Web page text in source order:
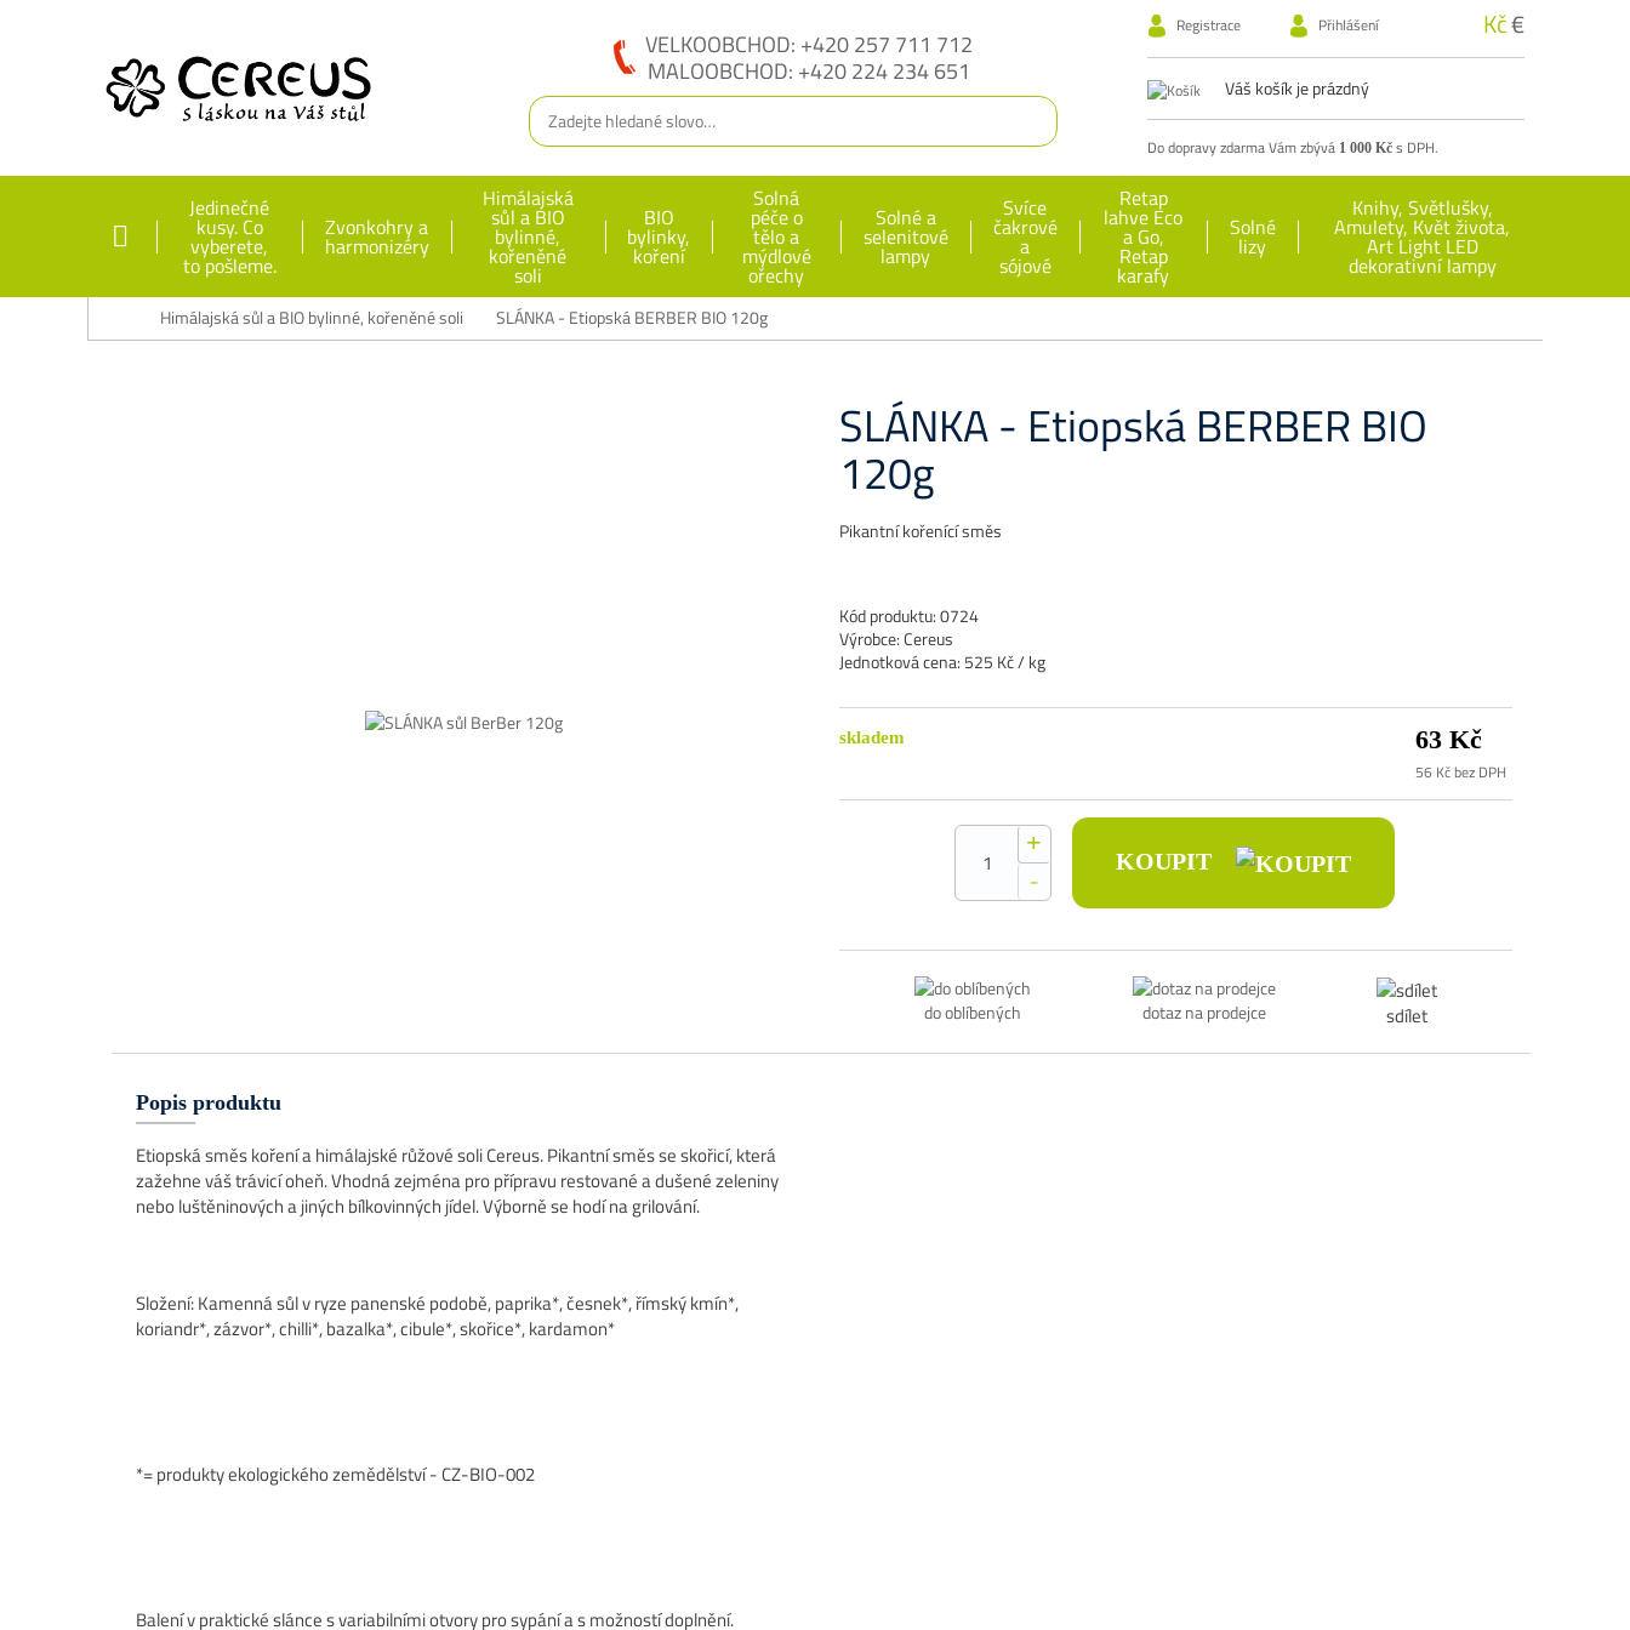
VELKOOBCHOD: +420 257 711 712
MALOOBCHOD: +420 224 234 651
Registrace Přihlášení Kč€
Váš košík je prázdný
Do dopravy zdarma Vám zbývá 1 000 Kč s DPH.
Jedinečné
kusy. Co
vyberete,
to pošleme.
Zvonkohry a
harmonizéry
Himálajská
sůl a BIO
bylinné,
kořeněné
soli
BIO
bylinky,
koření
Solná
péče o
tělo a
mýdlové
ořechy
Solné a
selenitové
lampy
Svíce
čakrové
a
sójové
Retap
lahve Eco
a Go,
Retap
karafy
Solné
lizy
Knihy, Světlušky,
Amulety, Květ života,
Art Light LED
dekorativní lampy
Himálajská sůl a BIO bylinné, kořeněné soli SLÁNKA - Etiopská BERBER BIO 120g
SLÁNKA - Etiopská BERBER BIO
120g
Pikantní kořenící směs
Kód produktu: 0724
Výrobce: Cereus
Jednotková cena: 525 Kč / kg
skladem 63 Kč
56 Kč bez DPH
+
-
KOUPIT
do oblíbených dotaz na prodejce sdílet
Popis produktu
Etiopská směs koření a himálajské růžové soli Cereus. Pikantní směs se skořicí, která
zažehne váš trávicí oheň. Vhodná zejména pro přípravu restované a dušené zeleniny
nebo luštěninových a jiných bílkovinných jídel. Výborně se hodí na grilování.
Složení: Kamenná sůl v ryze panenské podobě, paprika*, česnek*, římský kmín*,
koriandr*, zázvor*, chilli*, bazalka*, cibule*, skořice*, kardamon*
*= produkty ekologického zemědělství - CZ-BIO-002
Balení v praktické slánce s variabilními otvory pro sypání a s možností doplnění.